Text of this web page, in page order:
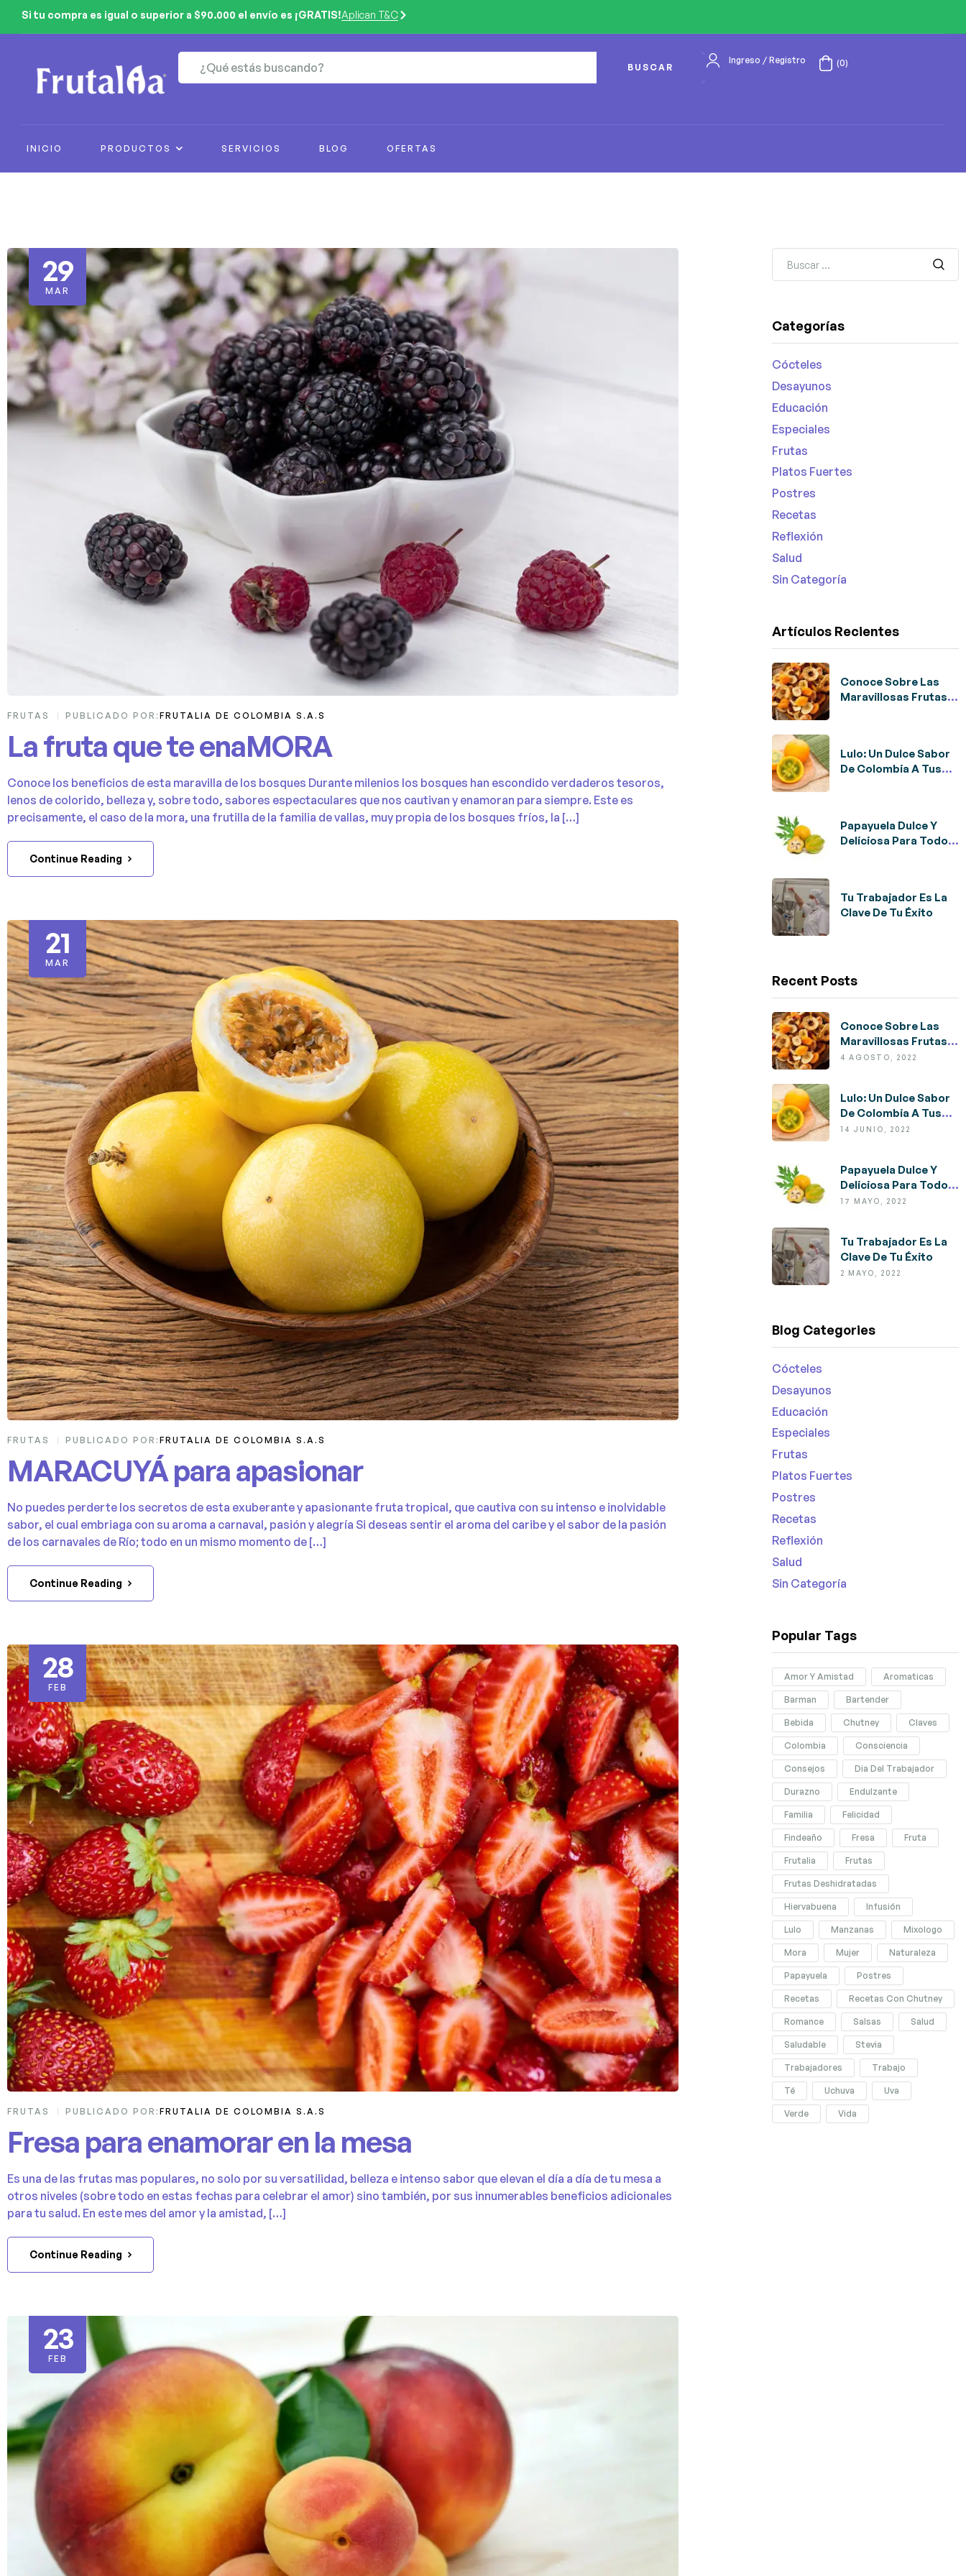
Si tu compra es igual o superior a $90.000 el envío es ¡GRATIS!Aplican T&C
BUSCAR
Ingreso / Registro (0)
INICIO PRODUCTOS SERVICIOS BLOG OFERTAS
29
MAR
FRUTAS PUBLICADO POR: FRUTALIA DE COLOMBIA S.A.S
La fruta que te enaMORA
Conoce los beneficios de esta maravilla de los bosques Durante milenios los bosques han escondido verdaderos tesoros,
lenos de colorido, belleza y, sobre todo, sabores espectaculares que nos cautivan y enamoran para siempre. Este es
precisamente, el caso de la mora, una frutilla de la familia de vallas, muy propia de los bosques fríos, la […]
Continue Reading
21
MAR
FRUTAS PUBLICADO POR: FRUTALIA DE COLOMBIA S.A.S
MARACUYÁ para apasionar
No puedes perderte los secretos de esta exuberante y apasionante fruta tropical, que cautiva con su intenso e inolvidable
sabor, el cual embriaga con su aroma a carnaval, pasión y alegría Si deseas sentir el aroma del caribe y el sabor de la pasión
de los carnavales de Río; todo en un mismo momento de […]
Continue Reading
28
FEB
FRUTAS PUBLICADO POR: FRUTALIA DE COLOMBIA S.A.S
Fresa para enamorar en la mesa
Es una de las frutas mas populares, no solo por su versatilidad, belleza e intenso sabor que elevan el día a día de tu mesa a
otros niveles (sobre todo en estas fechas para celebrar el amor) sino también, por sus innumerables beneficios adicionales
para tu salud. En este mes del amor y la amistad, […]
Continue Reading
23
FEB
Categorías
Cócteles
Desayunos
Educación
Especiales
Frutas
Platos Fuertes
Postres
Recetas
Reflexión
Salud
Sin Categoría
Artículos Recientes
Conoce Sobre Las
Maravillosas Frutas
Lulo: Un Dulce Sabor
De Colombia A Tus
Papayuela Dulce Y
Deliciosa Para Todos
Tu Trabajador Es La
Clave De Tu Éxito
Recent Posts
4 AGOSTO, 2022
Conoce Sobre Las
Maravillosas Frutas
Deshidratadas
14 JUNIO, 2022
Lulo: Un Dulce Sabor
De Colombia A Tus
Pies
17 MAYO, 2022
Papayuela Dulce Y
Deliciosa Para Todos
Los Días
2 MAYO, 2022
Tu Trabajador Es La
Clave De Tu Éxito
Blog Categories
Cócteles
Desayunos
Educación
Especiales
Frutas
Platos Fuertes
Postres
Recetas
Reflexión
Salud
Sin Categoría
Popular Tags
Amor Y Amistad Aromaticas
Barman Bartender
Bebida Chutney Claves
Colombia Consciencia
Consejos Dia Del Trabajador
Durazno Endulzante
Familia Felicidad
Findeaño Fresa Fruta
Frutalia Frutas
Frutas Deshidratadas
Hiervabuena Infusión
Lulo Manzanas Mixologo
Mora Mujer Naturaleza
Papayuela Postres
Recetas Recetas Con Chutney
Romance Salsas Salud
Saludable Stevia
Trabajadores Trabajo
Té Uchuva Uva
Verde Vida